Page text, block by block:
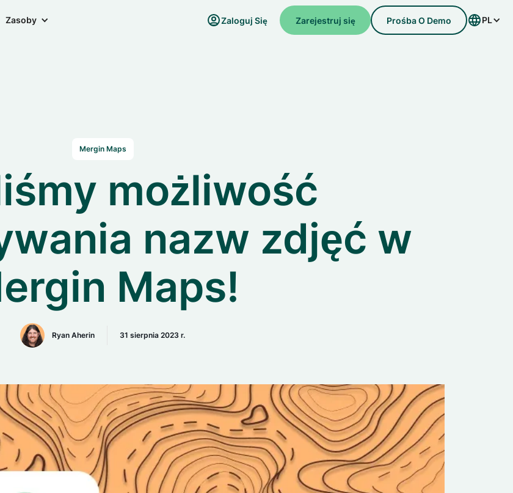
Zasoby Zaloguj Się Zarejestruj się Prośba O Demo PL
Mergin Maps
możliwość
nazw zdjęć w
Maps!
Ryan Aherin 31 sierpnia 2023 r.